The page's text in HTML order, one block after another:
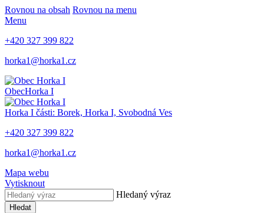
Rovnou na obsah Rovnou na menu
Menu
+420 327 399 822
horka1@horka1.cz
ObecHorka I
Horka I části: Borek, Horka I, Svobodná Ves
+420 327 399 822
horka1@horka1.cz
Mapa webu
Vytisknout
Hledaný výraz
Hledat